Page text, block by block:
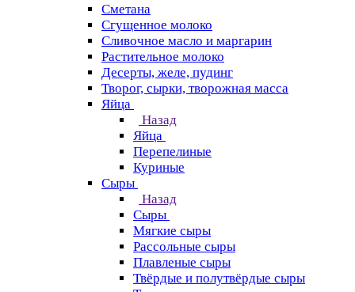
Сметана
Сгущенное молоко
Сливочное масло и маргарин
Растительное молоко
Десерты, желе, пудинг
Творог, сырки, творожная масса
Яйца
Назад
Яйца
Перепелиные
Куриные
Сыры
Назад
Сыры
Мягкие сыры
Рассольные сыры
Плавленые сыры
Твёрдые и полутвёрдые сыры